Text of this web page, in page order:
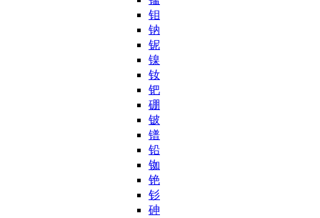
钼
钠
铌
镍
钕
钯
硼
铍
镨
铅
铷
铯
钐
砷